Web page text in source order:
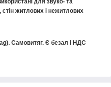
стін житлових і нежитлових
Самовитяг. Є безал і НДС